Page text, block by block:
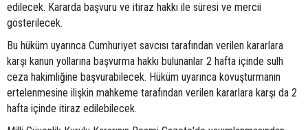
edilecek. Kararda başvuru ve itiraz hakkı ile süresi ve mercii
gösterilecek.
Bu hüküm uyarınca Cumhuriyet savcısı tarafından verilen kararlara
karşı kanun yollarına başvurma hakkı bulunanlar 2 hafta içinde sulh
ceza hakimliğine başvurabilecek. Hüküm uyarınca kovuşturmanın
ertelenmesine ilişkin mahkeme tarafından verilen kararlara karşı da 2
hafta içinde itiraz edilebilecek.